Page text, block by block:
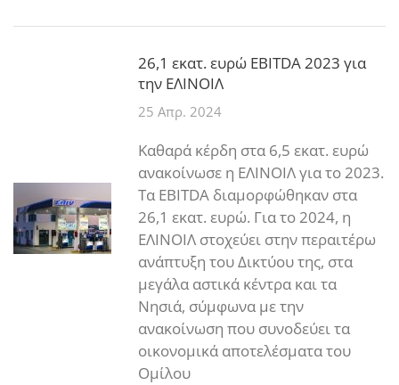
26,1 εκατ. ευρώ EBITDA 2023 για
την ΕΛΙΝΟΙΛ
25 Απρ. 2024
Καθαρά κέρδη στα 6,5 εκατ. ευρώ
ανακοίνωσε η ΕΛΙΝΟΙΛ για το 2023.
Τα EBITDA διαμορφώθηκαν στα
26,1 εκατ. ευρώ. Για το 2024, η
ΕΛΙΝΟΙΛ στοχεύει στην περαιτέρω
ανάπτυξη του Δικτύου της, στα
μεγάλα αστικά κέντρα και τα
Νησιά, σύμφωνα με την
ανακοίνωση που συνοδεύει τα
οικονομικά αποτελέσματα του
Ομίλου